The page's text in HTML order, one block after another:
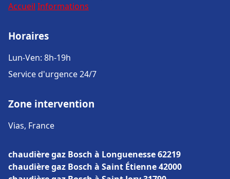
Accueil Informations
Horaires
Lun-Ven: 8h-19h
Service d'urgence 24/7
Zone intervention
Vias, France
chaudière gaz Bosch à Longuenesse 62219
chaudière gaz Bosch à Saint Étienne 42000